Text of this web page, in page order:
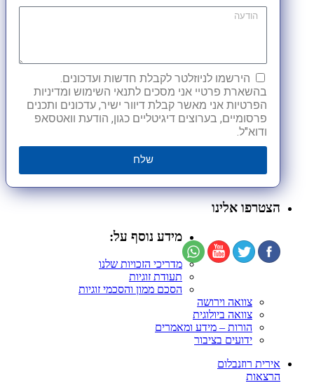
הירשמו לניוזלטר לקבלת חדשות ועדכונים.
בהשארת פרטיי אני מסכים לתנאי השימוש ומדיניות
הפרטיות אני מאשר קבלת דיוור ישיר, עדכונים ותכנים
פרסומיים, בערוצים דיגיטליים כגון, הודעת וואטסאפ
ודוא"ל.
שלח
הצטרפו אלינו
מידע נוסף על:
מדריכי הזכויות שלנו
תעודת זוגיות
הסכם ממון והסכמי זוגיות
צוואה וירושה
צוואה ביולוגית
הורות – מידע ומאמרים
ידועים בציבור
אירית רוזנבלום
הרצאות